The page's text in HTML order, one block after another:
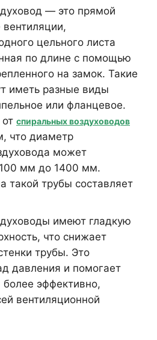
— это прямой
вентиляции,
цельного листа
по длине с помощью
на замок. Такие
иметь разные виды
или фланцевое.
спиральных воздуховодов
что диаметр
может
100 мм до 1400 мм.
такой трубы составляет
имеют гладкую
что снижает
трубы. Это
давления и помогает
более эффективно,
вентиляционной